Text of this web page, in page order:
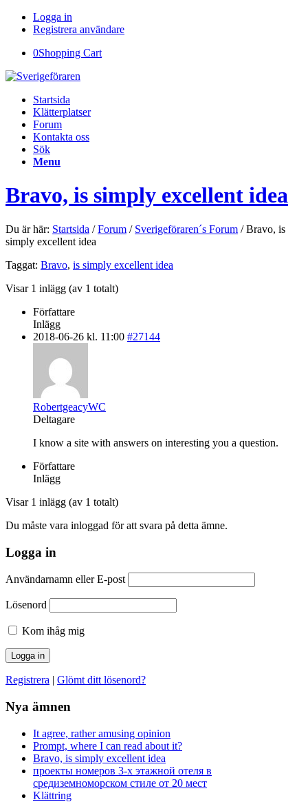
Logga in
Registrera användare
0Shopping Cart
Startsida
Klätterplatser
Forum
Kontakta oss
Sök
Menu
Bravo, is simply excellent idea
Du är här: Startsida / Forum / Sverigeföraren´s Forum / Bravo, is
simply excellent idea
Taggat: Bravo, is simply excellent idea
Visar 1 inlägg (av 1 totalt)
Författare
Inlägg
2018-06-26 kl. 11:00 #27144
RobertgeacyWC
Deltagare
I know a site with answers on interesting you a question.
Författare
Inlägg
Visar 1 inlägg (av 1 totalt)
Du måste vara inloggad för att svara på detta ämne.
Logga in
Användarnamn eller E-post
Lösenord
Kom ihåg mig
Registrera | Glömt ditt lösenord?
Nya ämnen
It agree, rather amusing opinion
Prompt, where I can read about it?
Bravo, is simply excellent idea
проекты номеров 3-х этажной отеля в
средиземноморском стиле от 20 мест
Klättring